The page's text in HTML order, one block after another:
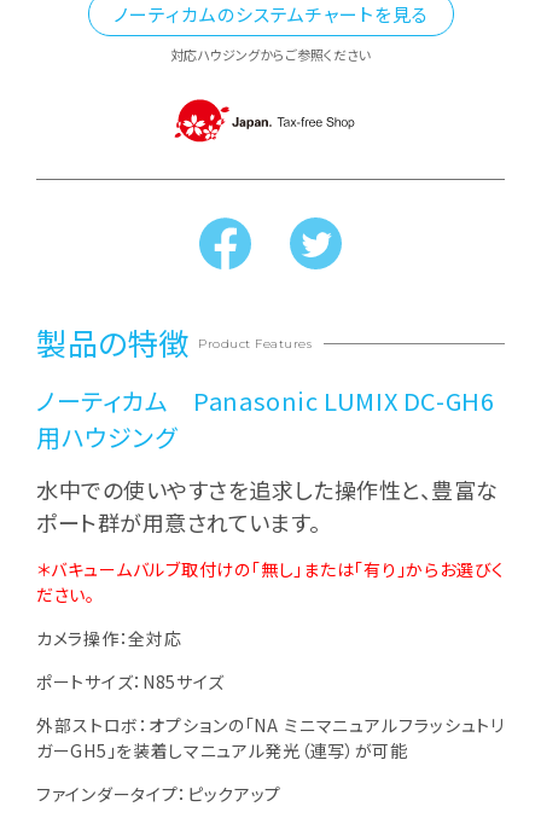
ノーティカムのシステムチャートを見る
対応ハウジングからご参照ください
製品の特徴 Product Features
ノーティカム Panasonic LUMIX DC-GH6
用ハウジング
水中での使いやすさを追求した操作性と、豊富な
ポート群が用意されています。
＊バキュームバルブ取付けの「無し」または「有り」からお選びく
ださい。
カメラ操作：全対応
ポートサイズ：N85サイズ
外部ストロボ：オプションの「NA ミニマニュアルフラッシュトリ
ガーGH5」を装着しマニュアル発光（連写）が可能
ファインダータイプ：ピックアップ